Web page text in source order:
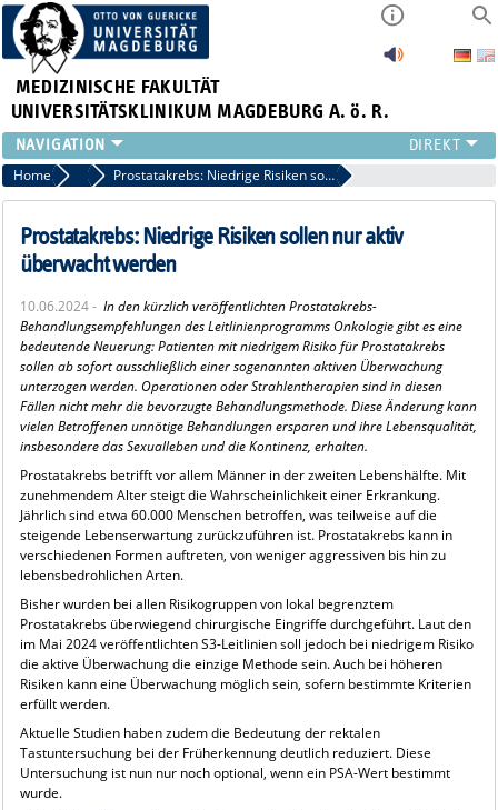
MEDIZINISCHE FAKULTÄT
UNIVERSITÄTSKLINIKUM MAGDEBURG A. ö. R.
INSTITUTE
KLINIKEN
ZENTRALE EINRICHTUNGEN
FORSCHUNG
ÜBER UNS
INTERNATIONAL
INTRANET
Home Archiv 2024 News Prostatakrebs: Niedrige Risiken sollen nur aktiv überwacht werden
Prostatakrebs: Niedrige Risiken sollen nur aktiv
überwacht werden
10.06.2024 - In den kürzlich veröffentlichten Prostatakrebs-
Behandlungsempfehlungen des Leitlinienprogramms Onkologie gibt es eine
bedeutende Neuerung: Patienten mit niedrigem Risiko für Prostatakrebs
sollen ab sofort ausschließlich einer sogenannten aktiven Überwachung
unterzogen werden. Operationen oder Strahlentherapien sind in diesen
Fällen nicht mehr die bevorzugte Behandlungsmethode. Diese Änderung kann
vielen Betroffenen unnötige Behandlungen ersparen und ihre Lebensqualität,
insbesondere das Sexualleben und die Kontinenz, erhalten.
Prostatakrebs betrifft vor allem Männer in der zweiten Lebenshälfte. Mit
zunehmendem Alter steigt die Wahrscheinlichkeit einer Erkrankung.
Jährlich sind etwa 60.000 Menschen betroffen, was teilweise auf die
steigende Lebenserwartung zurückzuführen ist. Prostatakrebs kann in
verschiedenen Formen auftreten, von weniger aggressiven bis hin zu
lebensbedrohlichen Arten.
Bisher wurden bei allen Risikogruppen von lokal begrenztem
Prostatakrebs überwiegend chirurgische Eingriffe durchgeführt. Laut den
im Mai 2024 veröffentlichten S3-Leitlinien soll jedoch bei niedrigem Risiko
die aktive Überwachung die einzige Methode sein. Auch bei höheren
Risiken kann eine Überwachung möglich sein, sofern bestimmte Kriterien
erfüllt werden.
Aktuelle Studien haben zudem die Bedeutung der rektalen
Tastuntersuchung bei der Früherkennung deutlich reduziert. Diese
Untersuchung ist nun nur noch optional, wenn ein PSA-Wert bestimmt
wurde.